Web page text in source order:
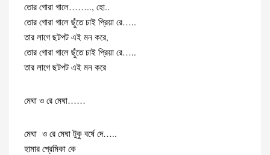
তোর গোরা গালে…….., হো..
তোর গোরা গালে ছুঁতে চাই প্রিয়া রে…..
তার লাগে ছটপট এই মন করে,
তোর গোরা গালে ছুঁতে চাই প্রিয়া রে…..
তার লাগে ছটপট এই মন করে
মেঘা ও রে মেঘা……
মেঘা ও রে মেঘা টুকু বর্ষে দে…..
হামার প্রেমিকা কে